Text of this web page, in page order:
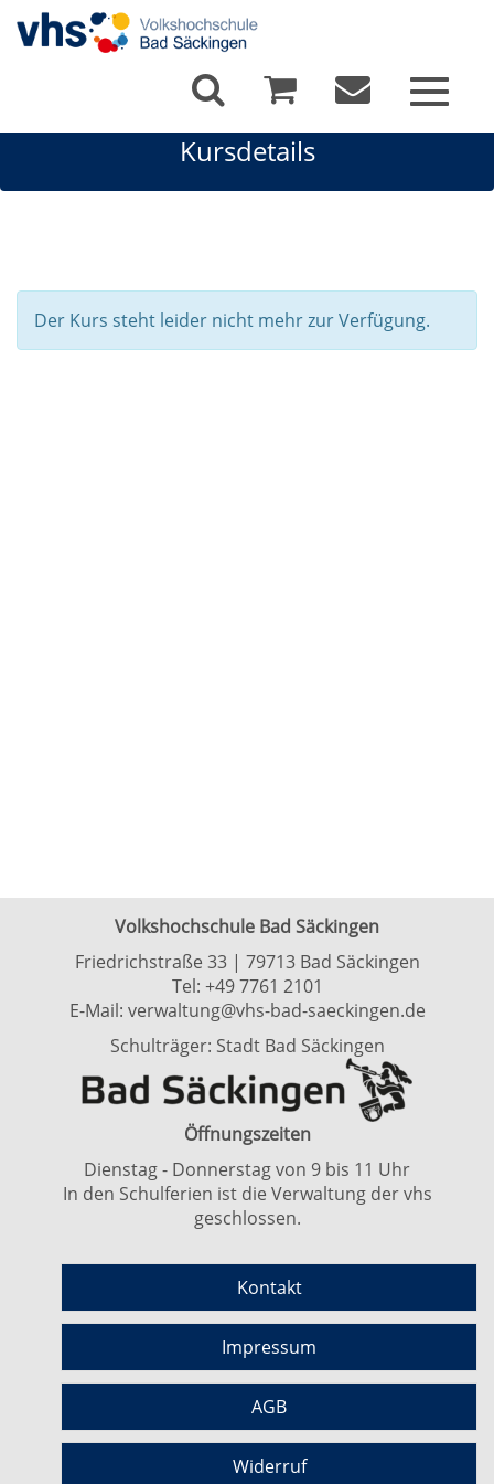
Toggle
Kursdetails
Der Kurs steht leider nicht mehr zur Verfügung.
Volkshochschule Bad Säckingen
Friedrichstraße 33 | 79713 Bad Säckingen
Tel: +49 7761 2101
E-Mail: verwaltung@vhs-bad-saeckingen.de
Schulträger: Stadt Bad Säckingen
Öffnungszeiten
Dienstag - Donnerstag von 9 bis 11 Uhr
In den Schulferien ist die Verwaltung der vhs
geschlossen.
Kontakt
Impressum
AGB
Widerruf